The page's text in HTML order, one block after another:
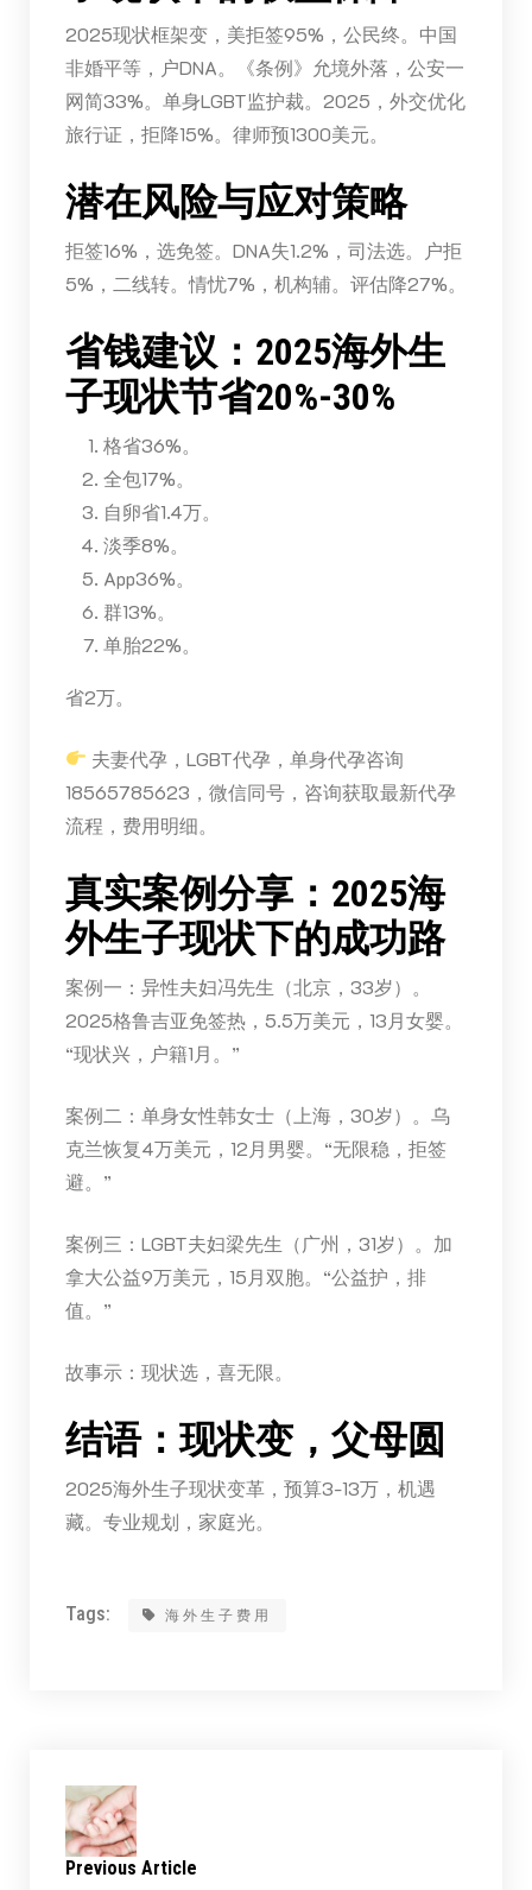
2025现状框架变，美拒签95%，公民终。中国
非婚平等，户DNA。《条例》允境外落，公安一
网简33%。单身LGBT监护裁。2025，外交优化
旅行证，拒降15%。律师预1300美元。
潜在风险与应对策略
拒签16%，选免签。DNA失1.2%，司法选。户拒
5%，二线转。情忧7%，机构辅。评估降27%。
省钱建议：2025海外生
子现状节省20%-30%
格省36%。
全包17%。
自卵省1.4万。
淡季8%。
App36%。
群13%。
单胎22%。
省2万。
夫妻代孕，LGBT代孕，单身代孕咨询
18565785623，微信同号，咨询获取最新代孕
流程，费用明细。
真实案例分享：2025海
外生子现状下的成功路
案例一：异性夫妇冯先生（北京，33岁）。
2025格鲁吉亚免签热，5.5万美元，13月女婴。
“现状兴，户籍1月。”
案例二：单身女性韩女士（上海，30岁）。乌
克兰恢复4万美元，12月男婴。“无限稳，拒签
避。”
案例三：LGBT夫妇梁先生（广州，31岁）。加
拿大公益9万美元，15月双胞。“公益护，排
值。”
故事示：现状选，喜无限。
结语：现状变，父母圆
2025海外生子现状变革，预算3-13万，机遇
藏。专业规划，家庭光。
Tags: 海外生子费用
Previous Article